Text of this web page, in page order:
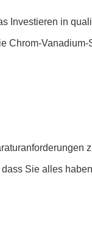
Investieren in
Chrom-
Sie alles